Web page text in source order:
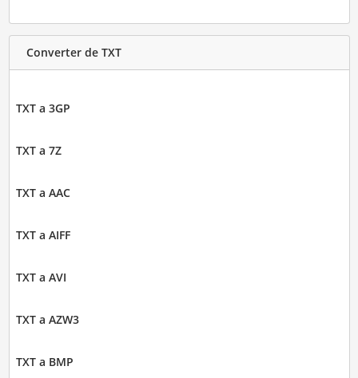
Converter de TXT
TXT a 3GP
TXT a 7Z
TXT a AAC
TXT a AIFF
TXT a AVI
TXT a AZW3
TXT a BMP